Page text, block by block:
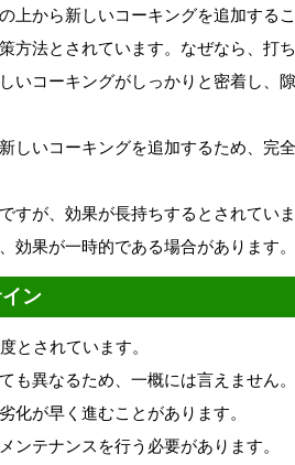
から新しいコーキングを追加するこ
方法とされています。なぜなら、打
いコーキングがしっかりと密着し、
しいコーキングを追加するため、完
すが、効果が長持ちするとされていま
効果が一時的である場合があります。
ン
とされています。
も異なるため、一概には言えません。
化が早く進むことがあります。
ンテナンスを行う必要があります。